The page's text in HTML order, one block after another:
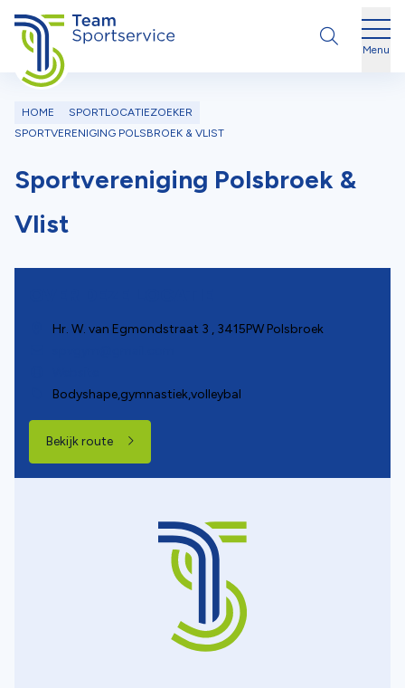
Ga naar de inhoud
Menu
HOME
SPORTLOCATIEZOEKER
SPORTVERENIGING POLSBROEK & VLIST
Sportvereniging Polsbroek &
Vlist
Hr. W. van Egmondstraat 3 , 3415PW Polsbroek
Bodyshape,gymnastiek,volleybal
Bekijk route
, opent in een nieuw tabblad